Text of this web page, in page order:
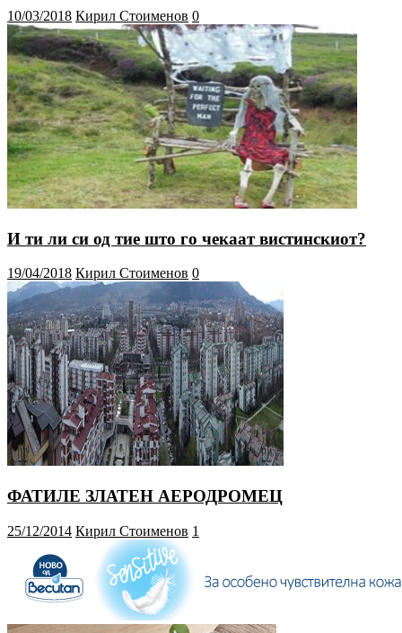
10/03/2018 Кирил Стоименов 0
И ти ли си од тие што го чекаат вистинскиот?
19/04/2018 Кирил Стоименов 0
ФАТИЛЕ ЗЛАТЕН АЕРОДРОМЕЦ
25/12/2014 Кирил Стоименов 1